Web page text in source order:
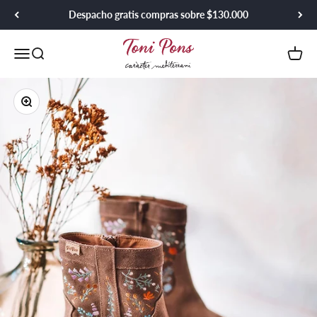
Despacho gratis compras sobre $130.000
MenúBuscar
Toni Pons Chile
Carrito
Zoom